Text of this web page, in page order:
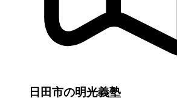
日田市の明光義塾